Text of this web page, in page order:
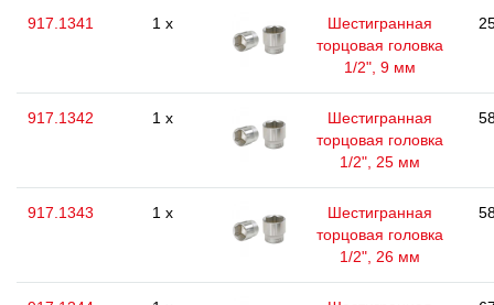
917.1341 1 x
Шестигранная
торцовая головка
1/2", 9 мм
917.1342 1 x
Шестигранная
торцовая головка
1/2", 25 мм
917.1343 1 x
Шестигранная
торцовая головка
1/2", 26 мм